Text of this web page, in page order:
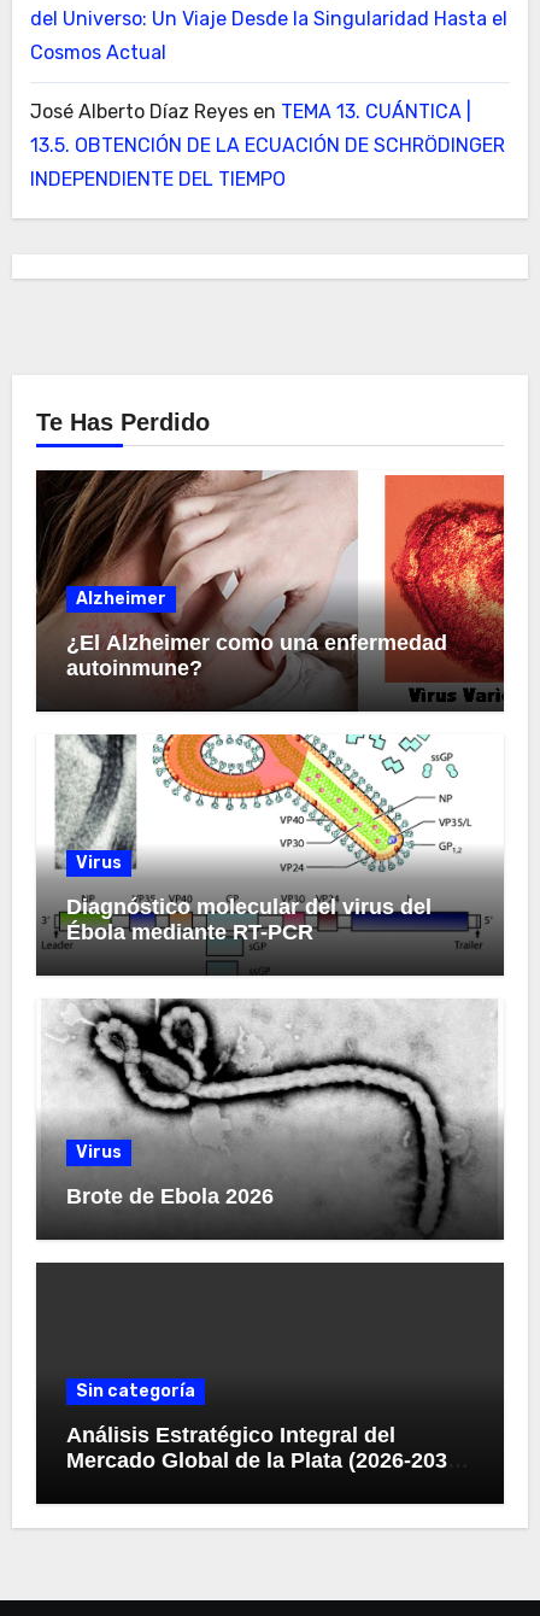
del Universo: Un Viaje Desde la Singularidad Hasta el
Cosmos Actual
José Alberto Díaz Reyesen TEMA 13. CUÁNTICA |
13.5. OBTENCIÓN DE LA ECUACIÓN DE SCHRÖDINGER
INDEPENDIENTE DEL TIEMPO
Te Has Perdido
Alzheimer
¿El Alzheimer como una enfermedad
autoinmune?
Virus
Diagnóstico molecular del virus del
Ébola mediante RT-PCR
Virus
Brote de Ebola 2026
Sin categoría
Análisis Estratégico Integral del
Mercado Global de la Plata (2026-2030):
Revolución Industrial Tecnológica y